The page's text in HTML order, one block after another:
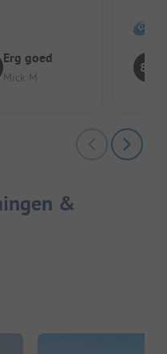
Erg goed
Mick M
8.2
&